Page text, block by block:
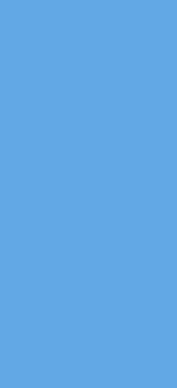
الكوريغرافية بالداخلة
الفلاحة المغربية
المؤسسات الإنتاجية